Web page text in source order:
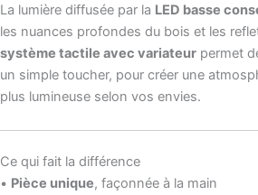
La lumière diffusée par la LED basse
les nuances profondes du bois et les
système tactile avec variateur permet
un simple toucher, pour créer une
plus lumineuse selon vos envies.
Ce qui fait la différence
• Pièce unique, façonnée à la main